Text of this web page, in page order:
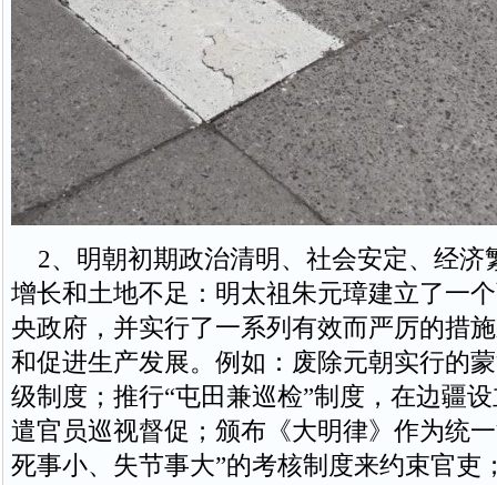
2、明朝初期政治清明、社会安定、经济
增长和土地不足：明太祖朱元璋建立了一
央政府，并实行了一系列有效而严厉的措
和促进生产发展。例如：废除元朝实行的
级制度；推行“屯田兼巡检”制度，在边疆
遣官员巡视督促；颁布《大明律》作为统
死事小、失节事大”的考核制度来约束官吏